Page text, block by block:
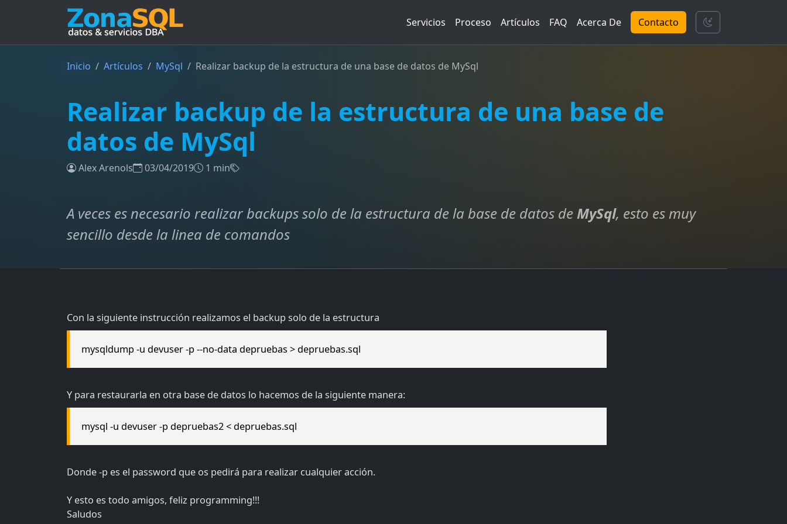
Servicios Proceso Artículos FAQ Acerca De Contacto
Inicio Artículos MySql Realizar backup de la estructura de una base de datos de MySql
Realizar backup de la estructura de una base de
datos de MySql
Alex Arenols 03/04/2019 1 min
A veces es necesario realizar backups solo de la estructura de la base de datos deMySql, esto es muy
sencillo desde la linea de comandos
Con la siguiente instrucción realizamos el backup solo de la estructura
mysqldump -u devuser -p --no-data depruebas > depruebas.sql
Y para restaurarla en otra base de datos lo hacemos de la siguiente manera:
mysql -u devuser -p depruebas2 < depruebas.sql
Donde -p es el password que os pedirá para realizar cualquier acción.
Y esto es todo amigos, feliz programming!!!
Saludos